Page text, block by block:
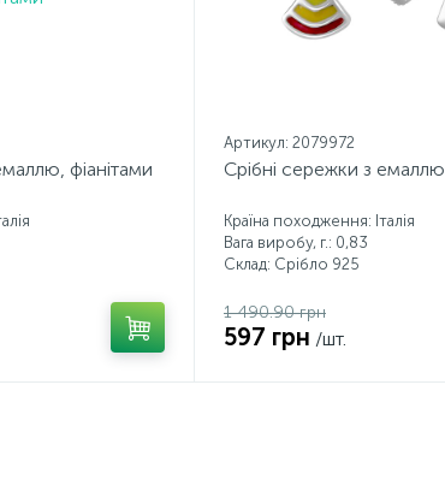
фіанітами
Артикул: 2079972
Срібні сережки з емаллю
Країна походження: Італія
Вага виробу, г.: 0,83
Склад: Срібло 925
1 490.90 грн
597 грн /шт.